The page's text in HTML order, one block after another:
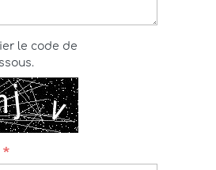
le code de